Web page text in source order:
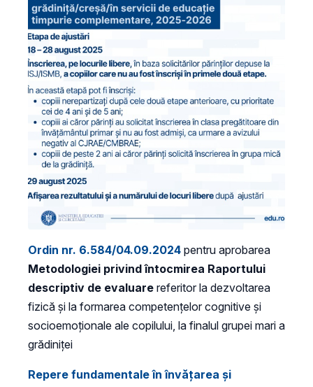
Ordin nr. 6.584/04.09.2024 pentru aprobarea
Metodologiei privind întocmirea Raportului
descriptiv de evaluare referitor la dezvoltarea
fizică și la formarea competențelor cognitive și
socioemoționale ale copilului, la finalul grupei mari a
grădiniței
Repere fundamentale în învățarea și